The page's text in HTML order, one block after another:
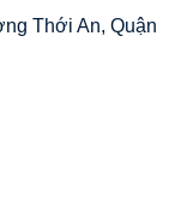
Thới An, Quận